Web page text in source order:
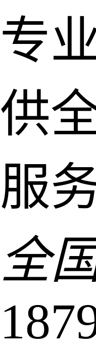
专
供
服
全